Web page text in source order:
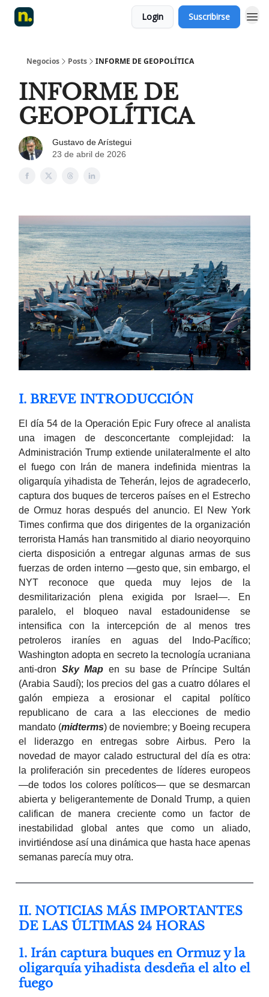
Login Suscribirse
Negocios Posts INFORME DE GEOPOLÍTICA
INFORME DE
GEOPOLÍTICA
Gustavo de Arístegui
23 de abril de 2026
I. BREVE INTRODUCCIÓN
El día 54 de la Operación Epic Fury ofrece al analista
una imagen de desconcertante complejidad: la
Administración Trump extiende unilateralmente el alto
el fuego con Irán de manera indefinida mientras la
oligarquía yihadista de Teherán, lejos de agradecerlo,
captura dos buques de terceros países en el Estrecho
de Ormuz horas después del anuncio. El New York
Times confirma que dos dirigentes de la organización
terrorista Hamás han transmitido al diario neoyorquino
cierta disposición a entregar algunas armas de sus
fuerzas de orden interno —gesto que, sin embargo, el
NYT reconoce que queda muy lejos de la
desmilitarización plena exigida por Israel—. En
paralelo, el bloqueo naval estadounidense se
intensifica con la intercepción de al menos tres
petroleros iraníes en aguas del Indo-Pacífico;
Washington adopta en secreto la tecnología ucraniana
anti-dron Sky Map en su base de Príncipe Sultán
(Arabia Saudí); los precios del gas a cuatro dólares el
galón empieza a erosionar el capital político
republicano de cara a las elecciones de medio
mandato (midterms) de noviembre; y Boeing recupera
el liderazgo en entregas sobre Airbus. Pero la
novedad de mayor calado estructural del día es otra:
la proliferación sin precedentes de líderes europeos
—de todos los colores políticos— que se desmarcan
abierta y beligerantemente de Donald Trump, a quien
califican de manera creciente como un factor de
inestabilidad global antes que como un aliado,
invirtiéndose así una dinámica que hasta hace apenas
semanas parecía muy otra.
II. NOTICIAS MÁS IMPORTANTES
DE LAS ÚLTIMAS 24 HORAS
1. Irán captura buques en Ormuz y la
oligarquía yihadista desdeña el alto el
fuego